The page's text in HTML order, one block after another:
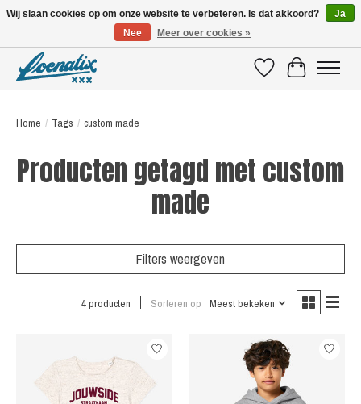
VerlanglijstWinkelwagen
Home / Tags / custom made
Producten getagd met custom
made
Filters weergeven
4 producten Sorteren op Meest bekeken
Wij slaan cookies op om onze website te verbeteren. Is dat akkoord?
Ja
Nee
Meer over cookies »